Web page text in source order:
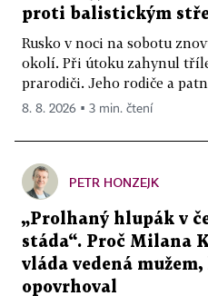
proti balistickým
Rusko v noci na sobotu
okolí. Při útoku zahynul
prarodiči. Jeho rodiče a
8. 8. 2026 ▪ 3 min. čtení
PETR HONZEJK
„Prolhaný hlupák v
stáda“. Proč Milana
vláda vedená
opovrhoval